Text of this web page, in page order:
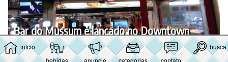
início
bebidas
anuncie categorias contato
busca
Bar do Mussum é lançado no Downtown
⇑